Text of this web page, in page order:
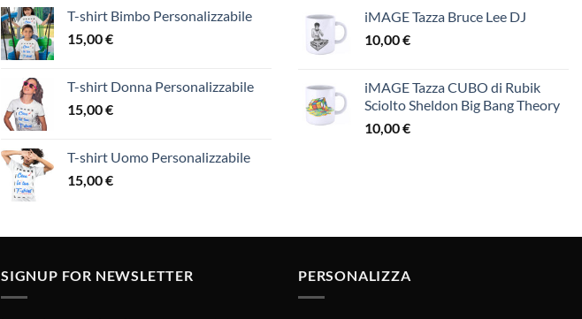
T-shirt Bimbo Personalizzabile
15,00€
T-shirt Donna Personalizzabile
15,00€
T-shirt Uomo Personalizzabile
15,00€
iMAGE Tazza Bruce Lee DJ
10,00€
iMAGE Tazza CUBO di Rubik
Sciolto Sheldon Big Bang Theory
10,00€
SIGNUP FOR NEWSLETTER PERSONALIZZA